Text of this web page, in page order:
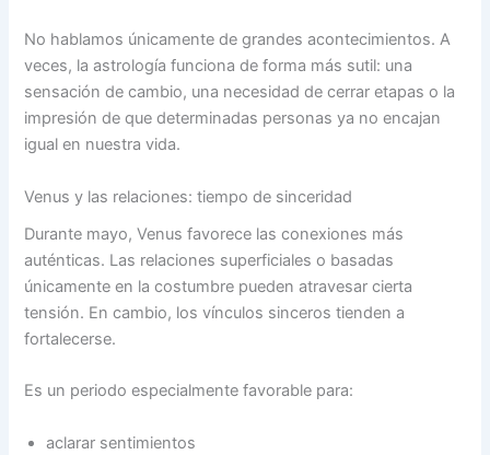
No hablamos únicamente de grandes acontecimientos. A
veces, la astrología funciona de forma más sutil: una
sensación de cambio, una necesidad de cerrar etapas o la
impresión de que determinadas personas ya no encajan
igual en nuestra vida.
Venus y las relaciones: tiempo de sinceridad
Durante mayo, Venus favorece las conexiones más
auténticas. Las relaciones superficiales o basadas
únicamente en la costumbre pueden atravesar cierta
tensión. En cambio, los vínculos sinceros tienden a
fortalecerse.
Es un periodo especialmente favorable para:
aclarar sentimientos